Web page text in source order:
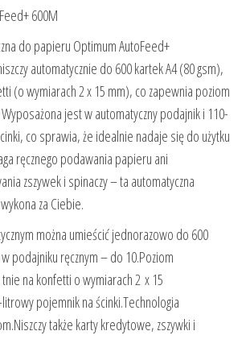
600M
do papieru Optimum AutoFeed+
automatycznie do 600 kartek A4 (80 gsm),
(o wymiarach 2 x 15 mm), co zapewnia poziom
jest w automatyczny podajnik i 110-
co sprawia, że idealnie nadaje się do użytku
ręcznego podawania papieru ani
zszywek i spinaczy – ta automatyczna
za Ciebie.
można umieścić jednorazowo do 600
podajniku ręcznym – do 10.Poziom
na konfetti o wymiarach 2 x 15
pojemnik na ścinki.Technologia
także karty kredytowe, zszywki i